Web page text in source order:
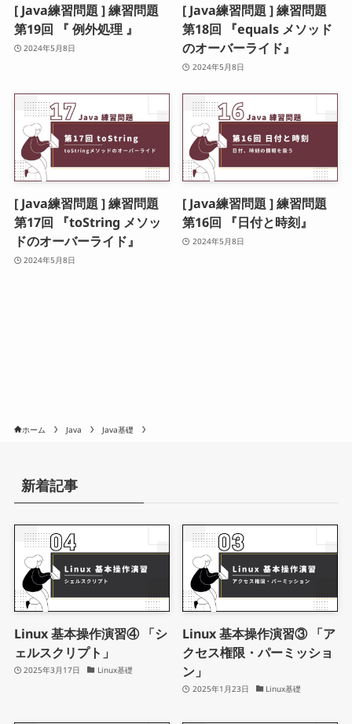
[ Java練習問題 ] 練習問題
第19回 『 例外処理 』
2024年5月8日
[ Java練習問題 ] 練習問題
第18回 『equals メソッド
のオーバーライド』
2024年5月8日
[ Java練習問題 ] 練習問題
第17回 『toString メソッ
ドのオーバーライド』
2024年5月8日
[ Java練習問題 ] 練習問題
第16回 『日付と時刻』
2024年5月8日
ホーム Java Java基礎
新着記事
Linux 基本操作演習④ 「シ
ェルスクリプト」
2025年3月17日 Linux基礎
Linux 基本操作演習③ 「ア
クセス権限・パーミッショ
ン」
2025年1月23日 Linux基礎